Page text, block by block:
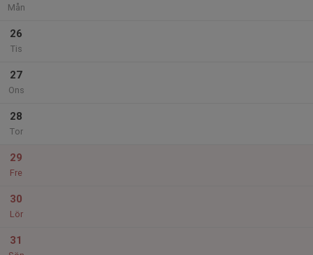
Mån
26
Tis
27
Ons
28
Tor
29
Fre
30
Lör
31